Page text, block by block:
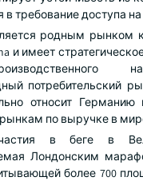
в требование доступа
родным рынком
и имеет
потребительский
относит
по выручке в
в беге в
Лондонским
более 700